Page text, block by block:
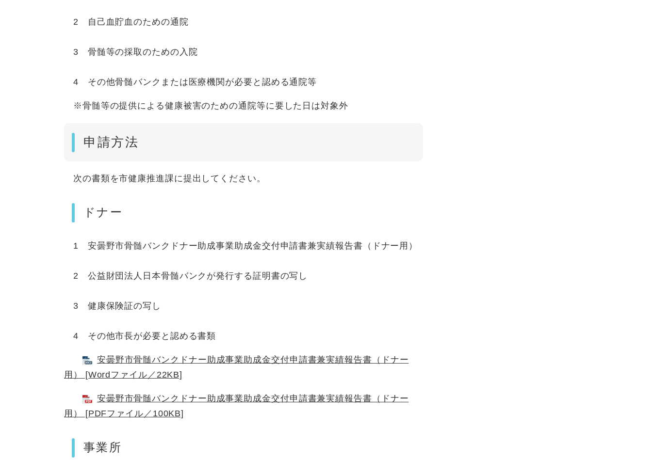
2 自己血貯血のための通院
3 骨髄等の採取のための入院
4 その他骨髄バンクまたは医療機関が必要と認める通院等
※骨髄等の提供による健康被害のための通院等に要した日は対象外
申請方法
次の書類を市健康推進課に提出してください。
ドナー
1 安曇野市骨髄バンクドナー助成事業助成金交付申請書兼実績報告書（ドナー用）
2 公益財団法人日本骨髄バンクが発行する証明書の写し
3 健康保険証の写し
4 その他市長が必要と認める書類
安曇野市骨髄バンクドナー助成事業助成金交付申請書兼実績報告書（ドナー
用） [Wordファイル／22KB]
安曇野市骨髄バンクドナー助成事業助成金交付申請書兼実績報告書（ドナー
用） [PDFファイル／100KB]
事業所